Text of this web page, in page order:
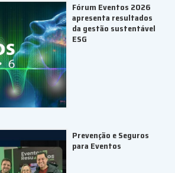
Fórum Eventos 2026
apresenta resultados
da gestão sustentável
ESG
Prevenção e Seguros
para Eventos